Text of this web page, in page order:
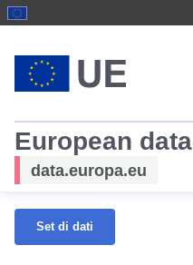
European data
data.europa.eu
Set di dati